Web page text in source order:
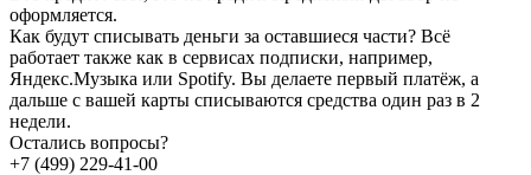
оформляется.
Как будут списывать деньги за оставшиеся части? Всё
работает также как в сервисах подписки, например,
Яндекс.Музыка или Spotify. Вы делаете первый платёж, а
дальше с вашей карты списываются средства один раз в 2
недели.
Остались вопросы?
+7 (499) 229-41-00